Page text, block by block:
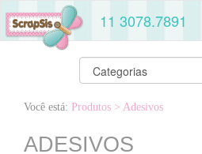
11 3078.7891
Você está: Produtos > Adesivos
ADESIVOS